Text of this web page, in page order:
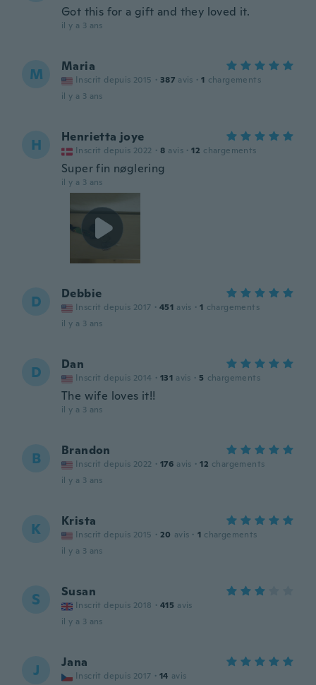
Got this for a gift and they loved it.
il y a 3 ans
M Maria
Inscrit depuis 2015 · 387 avis · 1 chargements
il y a 3 ans
H Henrietta joye
Inscrit depuis 2022 · 8 avis · 12 chargements
Super fin nøglering
il y a 3 ans
D Debbie
Inscrit depuis 2017 · 451 avis · 1 chargements
il y a 3 ans
D Dan
Inscrit depuis 2014 · 131 avis · 5 chargements
The wife loves it!!
il y a 3 ans
B Brandon
Inscrit depuis 2022 · 176 avis · 12 chargements
il y a 3 ans
K Krista
Inscrit depuis 2015 · 20 avis · 1 chargements
il y a 3 ans
S Susan
Inscrit depuis 2018 · 415 avis
il y a 3 ans
J Jana
Inscrit depuis 2017 · 14 avis